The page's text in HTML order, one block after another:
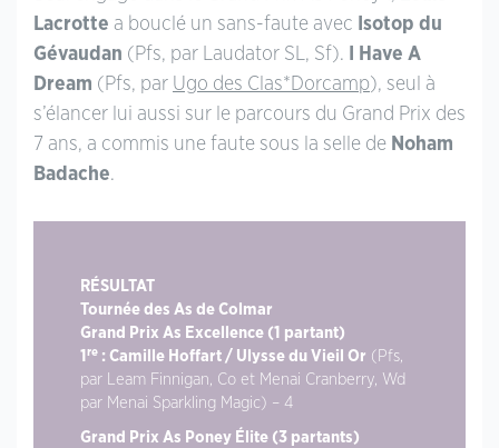
Lacrotte a bouclé un sans-faute avec Isotop du
Gévaudan (Pfs, par Laudator SL, Sf).
I Have A
Dream (Pfs, par Ugo des Clas*Dorcamp), seul à
s’élancer lui aussi sur le parcours du Grand Prix des
7 ans, a commis une faute sous la selle de Noham
Badache.
RÉSULTAT
Tournée des As de Colmar
Grand Prix As Excellence (1 partant)
1 re : Camille Hoffart / Ulysse du Vieil Or (Pfs,
par Leam Finnigan, Co et Menai Cranberry, Wd
par Menai Sparkling Magic) – 4
Grand Prix As Poney Élite (3 partants)